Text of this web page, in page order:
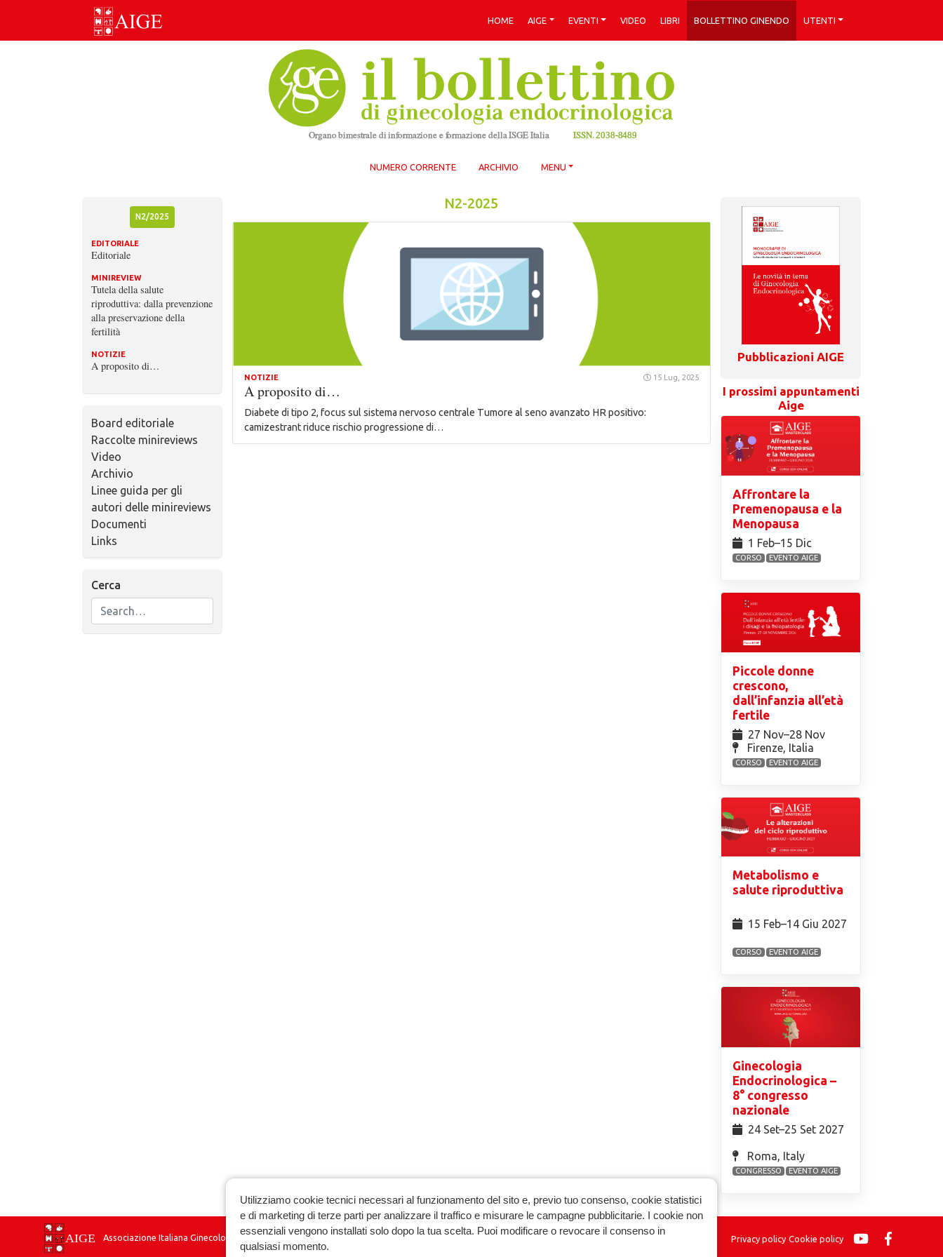
Skip
HOME AIGE EVENTI VIDEO LIBRI BOLLETTINO GINENDO UTENTI
NUMERO CORRENTE ARCHIVIO MENU
N2/2025
EDITORIALE
Editoriale
MINIREVIEW
Tutela della salute
riproduttiva: dalla prevenzione
alla preservazione della
fertilità
NOTIZIE
A proposito di…
Board editoriale
Raccolte minireviews
Video
Archivio
Linee guida per gli
autori delle minireviews
Documenti
Links
Cerca
N2-2025
NOTIZIE 15 Lug, 2025
A proposito di…
Diabete di tipo 2, focus sul sistema nervoso centrale Tumore al seno avanzato HR positivo:
camizestrant riduce rischio progressione di…
Pubblicazioni AIGE
I prossimi appuntamenti
Aige
Affrontare la
Premenopausa e la
Menopausa
1 Feb⁠–15 Dic
CORSO EVENTO AIGE
Piccole donne
crescono,
dall’infanzia all’età
fertile
27 Nov⁠–28 Nov
Firenze, Italia
CORSO EVENTO AIGE
Metabolismo e
salute riproduttiva
15 Feb⁠–14 Giu 2027
CORSO EVENTO AIGE
Ginecologia
Endocrinologica –
8° congresso
nazionale
24 Set⁠–25 Set 2027
Roma, Italy
CONGRESSO EVENTO AIGE
Associazione Italiana Ginecologia Endocrinologica Privacy policy Cookie policy
Utilizziamo cookie tecnici necessari al funzionamento del sito e, previo tuo consenso, cookie statistici
e di marketing di terze parti per analizzare il traffico e misurare le campagne pubblicitarie. I cookie non
essenziali vengono installati solo dopo la tua scelta. Puoi modificare o revocare il consenso in
qualsiasi momento.